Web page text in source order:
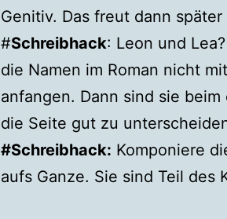
Genitiv. Das freut dann
#Schreibhack: Leon und
die Namen im Roman nicht
anfangen. Dann sind sie
die Seite gut zu
#Schreibhack: Komponiere
aufs Ganze. Sie sind Teil des